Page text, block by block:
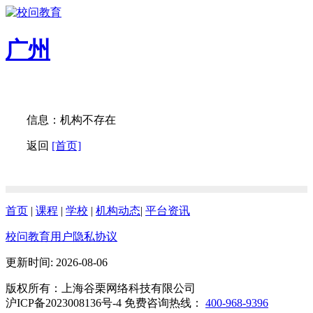
广州
信息：机构不存在
返回 [首页]
首页 | 课程 | 学校 | 机构动态| 平台资讯
校问教育用户隐私协议
更新时间: 2026-08-06
版权所有：上海谷栗网络科技有限公司
沪ICP备2023008136号-4 免费咨询热线： 400-968-9396